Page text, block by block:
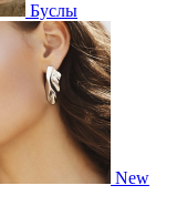
Буслы
New